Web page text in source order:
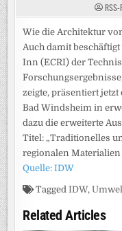
RSS-
Wie die Architektur
Auch damit
Inn (ECRI) der
zeigte, präsentiert
Bad Windsheim in
dazu die erweiterte
Titel: „Traditionelles
regionalen
Quelle: IDW
TaggedIDW,
Related Articles